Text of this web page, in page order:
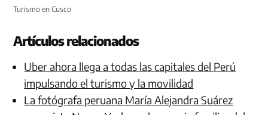
Turismo en Cusco
Artículos relacionados
Uber ahora llega a todas las capitales del Perú
impulsando el turismo y la movilidad
La fotógrafa peruana María Alejandra Suárez